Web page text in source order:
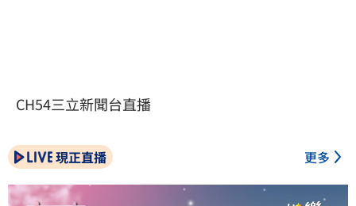
CH54三立新聞台直播
現正直播 更多